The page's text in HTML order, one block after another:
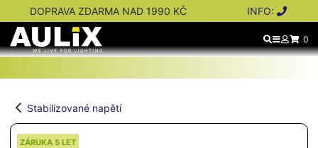
DOPRAVA ZDARMA NAD 1990 KČ INFO:
0
Stabilizované napětí
ZÁRUKA 5 LET